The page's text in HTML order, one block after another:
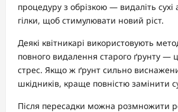
процедуру з обрізкою — видаліть
гілки, щоб стимулювати новий ріст.
Деякі квітникарі використовують
повного видалення старого ґрунту —
стрес. Якщо ж ґрунт сильно
шкідників, краще повністю замінити
Після пересадки можна розмножити